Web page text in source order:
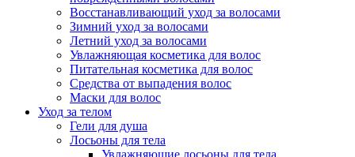
Восстанавливающий уход за волосами
Зимний уход за волосами
Летний уход за волосами
Увлажняющая косметика для волос
Питательная косметика для волос
Средства от выпадения волос
Маски для волос
Уход за телом
Гели для душа
Лосьоны для тела
Увлажняющие лосьоны для тела